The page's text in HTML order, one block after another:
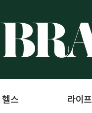
헬스 라이프